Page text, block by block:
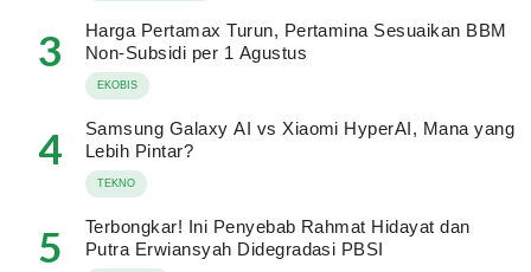
3
Harga Pertamax Turun, Pertamina Sesuaikan BBM
Non-Subsidi per 1 Agustus
EKOBIS
4
Samsung Galaxy AI vs Xiaomi HyperAI, Mana yang
Lebih Pintar?
TEKNO
5
Terbongkar! Ini Penyebab Rahmat Hidayat dan
Putra Erwiansyah Didegradasi PBSI